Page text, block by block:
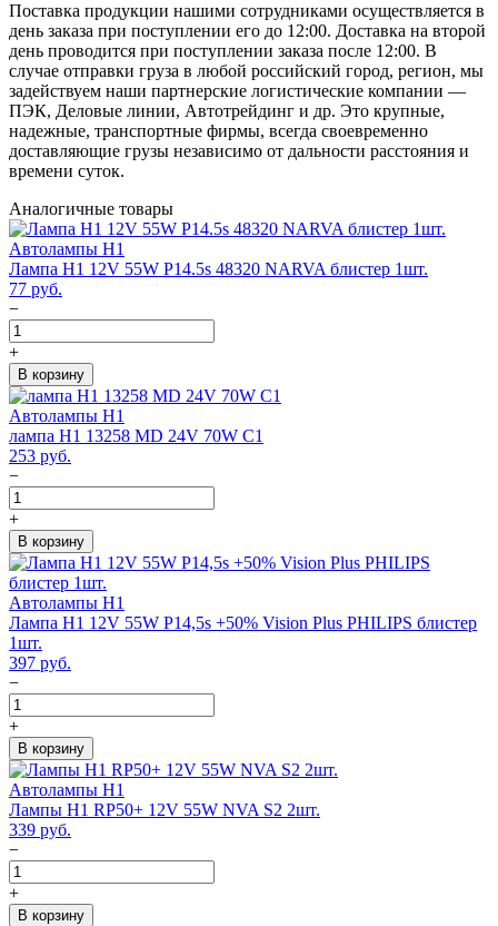
Поставка продукции нашими сотрудниками осуществляется в
день заказа при поступлении его до 12:00. Доставка на второй
день проводится при поступлении заказа после 12:00. В
случае отправки груза в любой российский город, регион, мы
задействуем наши партнерские логистические компании —
ПЭК, Деловые линии, Автотрейдинг и др. Это крупные,
надежные, транспортные фирмы, всегда своевременно
доставляющие грузы независимо от дальности расстояния и
времени суток.
Аналогичные товары
Автолампы H1
Лампа H1 12V 55W P14.5s 48320 NARVA блистер 1шт.
77 руб.
−
+
В корзину
Автолампы H1
лампа H1 13258 MD 24V 70W C1
253 руб.
−
+
В корзину
Автолампы H1
Лампа H1 12V 55W P14,5s +50% Vision Plus PHILIPS блистер
1шт.
397 руб.
−
+
В корзину
Автолампы H1
Лампы H1 RP50+ 12V 55W NVA S2 2шт.
339 руб.
−
+
В корзину